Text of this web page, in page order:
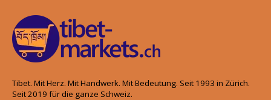
Tibet. Mit Herz. Mit Handwerk. Mit Bedeutung. Seit 1993 in Zürich.
Seit 2019 für die ganze Schweiz.